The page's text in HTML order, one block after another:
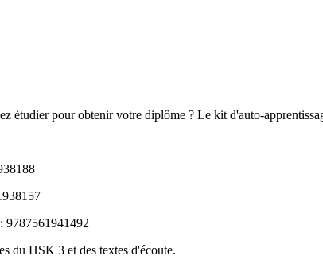
étudier pour obtenir votre diplôme ? Le kit d'auto-
9787561941492
du HSK 3 et des textes d'écoute.